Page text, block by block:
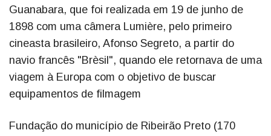
Guanabara, que foi realizada em 19 de junho de
1898 com uma câmera Lumière, pelo primeiro
cineasta brasileiro, Afonso Segreto, a partir do
navio francês "Brèsil", quando ele retornava de uma
viagem à Europa com o objetivo de buscar
equipamentos de filmagem
Fundação do município de Ribeirão Preto (170